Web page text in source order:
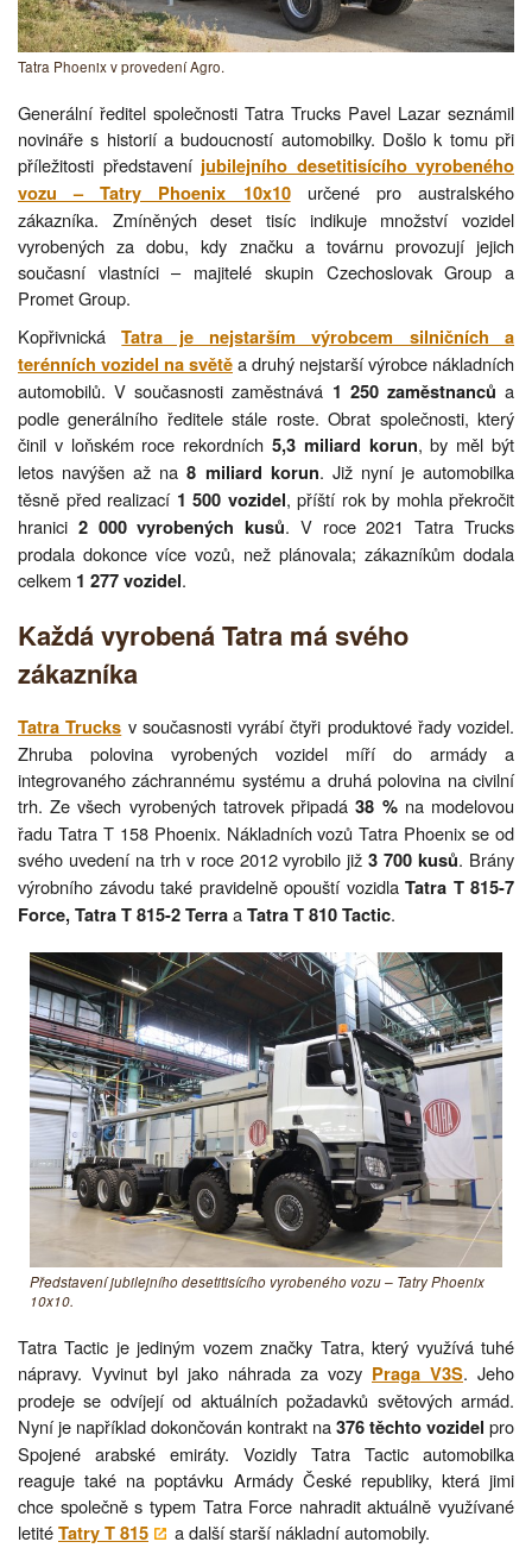
Tatra Phoenix v provedení Agro.
Generální ředitel společnosti Tatra Trucks Pavel Lazar seznámil
novináře s historií a budoucností automobilky. Došlo k tomu při
příležitosti představení jubilejního desetitisícího vyrobeného
vozu – Tatry Phoenix 10x10určené pro australského
zákazníka. Zmíněných deset tisíc indikuje množství vozidel
vyrobených za dobu, kdy značku a továrnu provozují jejich
současní vlastníci – majitelé skupin Czechoslovak Group a
Promet Group.
KopřivnickáTatra je nejstarším výrobcem silničních a
terénních vozidel na světěa druhý nejstarší výrobce nákladních
automobilů. V současnosti zaměstnává 1 250 zaměstnanců a
podle generálního ředitele stále roste. Obrat společnosti, který
činil v loňském roce rekordních 5,3 miliard korun, by měl být
letos navýšen až na8 miliard korun. Již nyní je automobilka
těsně před realizací 1 500 vozidel, příští rok by mohla překročit
hranici 2 000 vyrobených kusů. V roce 2021 Tatra Trucks
prodala dokonce více vozů, než plánovala; zákazníkům dodala
celkem 1 277 vozidel.
Každá vyrobená Tatra má svého
zákazníka
Tatra Trucks v současnosti vyrábí čtyři produktové řady vozidel.
Zhruba polovina vyrobených vozidel míří do armády a
integrovaného záchrannému systému a druhá polovina na civilní
trh. Ze všech vyrobených tatrovek připadá38 %na modelovou
řadu Tatra T 158 Phoenix. Nákladních vozů Tatra Phoenix se od
svého uvedení na trh v roce 2012 vyrobilo již3 700 kusů. Brány
výrobního závodu také pravidelně opouští vozidla Tatra T 815-7
Force, Tatra T 815-2 TerraaTatra T 810 Tactic.
Představení jubilejního desetitisícího vyrobeného vozu – Tatry Phoenix
10x10.
Tatra Tactic je jediným vozem značky Tatra, který využívá tuhé
nápravy. Vyvinut byl jako náhrada za vozy Praga V3S. Jeho
prodeje se odvíjejí od aktuálních požadavků světových armád.
Nyní je například dokončován kontrakt na376 těchto vozidel pro
Spojené arabské emiráty. Vozidly Tatra Tactic automobilka
reaguje také na poptávku Armády České republiky, která jimi
chce společně s typem Tatra Force nahradit aktuálně využívané
letitéTatry T 815 a další starší nákladní automobily.